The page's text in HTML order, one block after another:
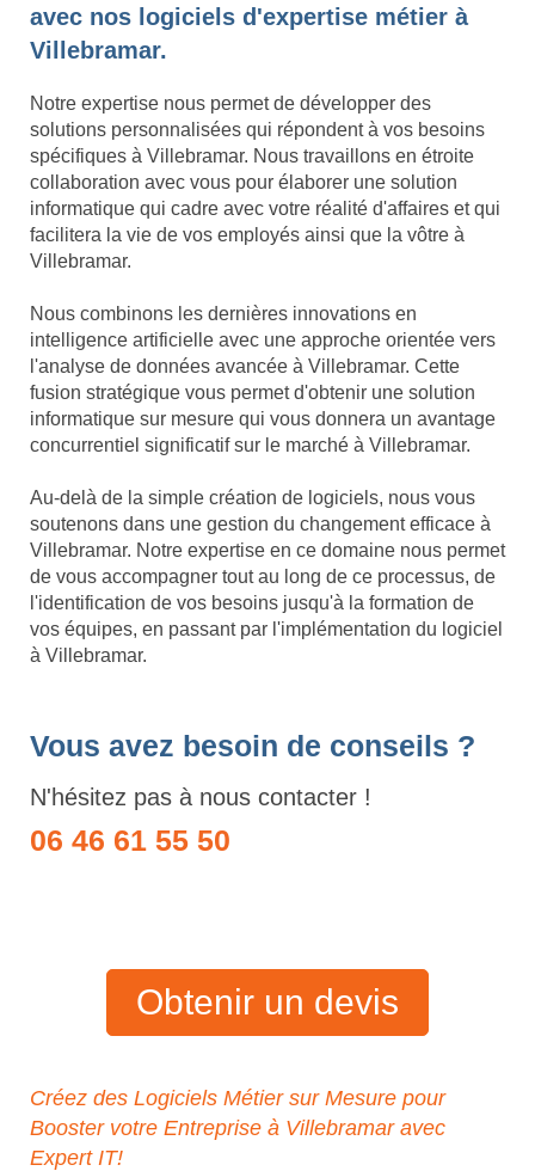
avec nos logiciels d'expertise métier à
Villebramar.
Notre expertise nous permet de développer des
solutions personnalisées qui répondent à vos besoins
spécifiques à Villebramar. Nous travaillons en étroite
collaboration avec vous pour élaborer une solution
informatique qui cadre avec votre réalité d'affaires et qui
facilitera la vie de vos employés ainsi que la vôtre à
Villebramar.
Nous combinons les dernières innovations en
intelligence artificielle avec une approche orientée vers
l'analyse de données avancée à Villebramar. Cette
fusion stratégique vous permet d'obtenir une solution
informatique sur mesure qui vous donnera un avantage
concurrentiel significatif sur le marché à Villebramar.
Au-delà de la simple création de logiciels, nous vous
soutenons dans une gestion du changement efficace à
Villebramar. Notre expertise en ce domaine nous permet
de vous accompagner tout au long de ce processus, de
l'identification de vos besoins jusqu'à la formation de
vos équipes, en passant par l'implémentation du logiciel
à Villebramar.
Vous avez besoin de conseils ?
N'hésitez pas à nous contacter !
06 46 61 55 50
Obtenir un devis
Créez des Logiciels Métier sur Mesure pour
Booster votre Entreprise à Villebramar avec
Expert IT!